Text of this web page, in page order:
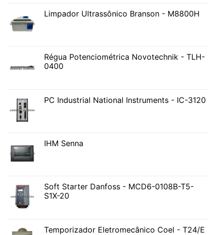
Limpador Ultrassônico Branson - M8800H
Régua Potenciométrica Novotechnik - TLH-
0400
PC Industrial National Instruments - IC-3120
IHM Senna
Soft Starter Danfoss - MCD6-0108B-T5-
S1X-20
Temporizador Eletromecânico Coel - T24/E